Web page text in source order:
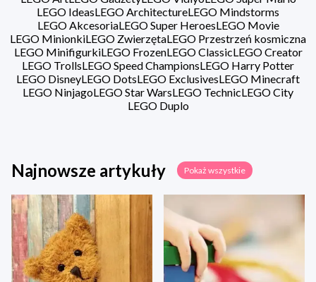
LEGO IdeasLEGO ArchitectureLEGO Mindstorms
LEGO AkcesoriaLEGO Super HeroesLEGO Movie
LEGO MinionkiLEGO ZwierzętaLEGO Przestrzeń kosmiczna
LEGO MinifigurkiLEGO FrozenLEGO ClassicLEGO Creator
LEGO TrollsLEGO Speed ChampionsLEGO Harry Potter
LEGO DisneyLEGO DotsLEGO ExclusivesLEGO Minecraft
LEGO NinjagoLEGO Star WarsLEGO TechnicLEGO City
LEGO Duplo
Najnowsze artykuły Pokaż wszystkie